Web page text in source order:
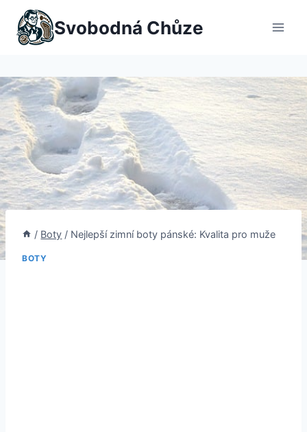
Přeskočit
obsah
Svobodná Chůze
/ Boty / Nejlepší zimní boty pánské: Kvalita pro muže
BOTY